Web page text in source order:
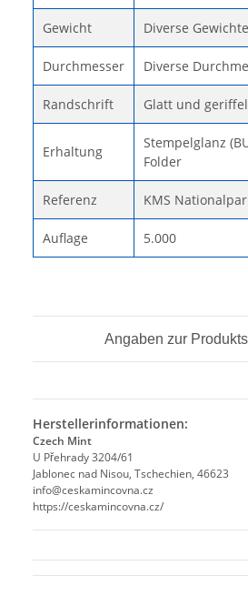
Gewicht Diverse Gewichte
Durchmesser Diverse
Randschrift Glatt und
Erhaltung
Stempelglanz
Folder
Referenz KMS
Auflage 5.000
Angaben zur
Herstellerinformationen:
Czech Mint
U Přehrady 3204/61
Jablonec nad Nisou, Tschechien, 46623
info@ceskamincovna.cz
https://ceskamincovna.cz/